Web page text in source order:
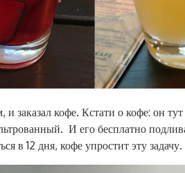
и заказал кофе. Кстати о кофе: он
И его бесплатно
в 12 дня, кофе упростит эту задачу.